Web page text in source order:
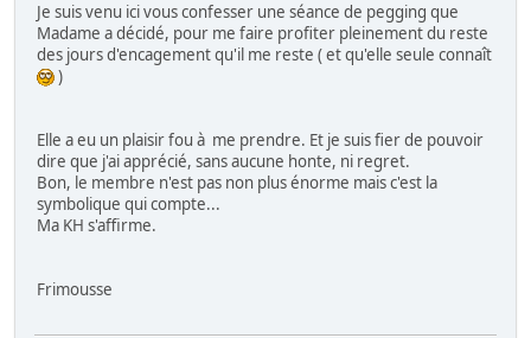
Je suis venu ici vous confesser une séance de pegging que
Madame a décidé, pour me faire profiter pleinement du reste
des jours d'encagement qu'il me reste ( et qu'elle seule connaît
)
Elle a eu un plaisir fou à me prendre. Et je suis fier de pouvoir
dire que j'ai apprécié, sans aucune honte, ni regret.
Bon, le membre n'est pas non plus énorme mais c'est la
symbolique qui compte...
Ma KH s'affirme.
Frimousse